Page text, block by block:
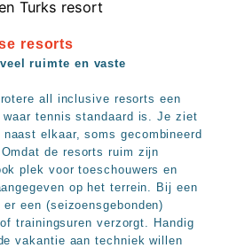
resorts
ruimte en vaste
all inclusive resorts een
waar tennis standaard is. Je ziet
elkaar, soms gecombineerd
de resorts ruim zijn
plek voor toeschouwers en
op het terrein. Bij een
een (seizoensgebonden)
trainingsuren verzorgt. Handig
vakantie aan techniek willen